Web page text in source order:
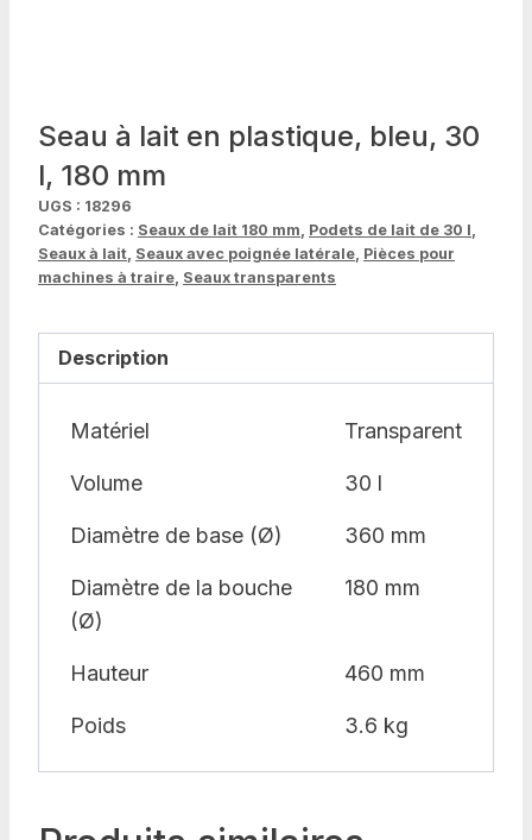
Seau à lait en plastique, bleu, 30
l, 180 mm
UGS : 18296
Catégories : Seaux de lait 180 mm, Podets de lait de 30 l,
Seaux à lait, Seaux avec poignée latérale, Pièces pour
machines à traire, Seaux transparents
Description
Matériel Transparent
Volume 30 l
Diamètre de base (Ø) 360 mm
Diamètre de la bouche
(Ø)
180 mm
Hauteur 460 mm
Poids 3.6 kg